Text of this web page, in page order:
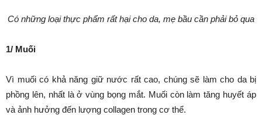
Có những loại thực phẩm rất hại cho da, mẹ bầu cần phải bỏ qua
1/ Muối
Vì muối có khả năng giữ nước rất cao, chúng sẽ làm cho da bị
phồng lên, nhất là ở vùng bọng mắt. Muối còn làm tăng huyết áp
và ảnh hưởng đến lượng collagen trong cơ thể.